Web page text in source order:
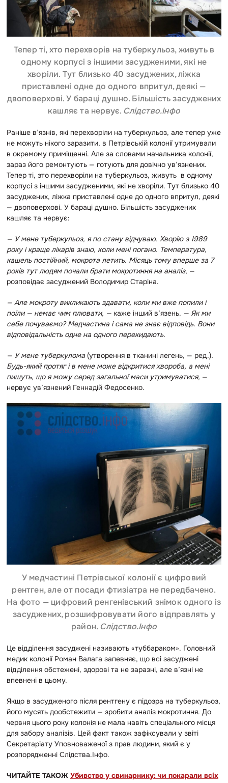
Тепер ті, хто перехворів на туберкульоз, живуть в
одному корпусі з іншими засудженими, які не
хворіли. Тут близько 40 засуджених, ліжка
приставлені одне до одного впритул, деякі —
двоповерхові. У бараці душно. Більшість засуджених
кашляє та нервує. Слідство.Інфо
Раніше в’язнів, які перехворіли на туберкульоз, але тепер уже
не можуть нікого заразити, в Петрівській колонії утримували
в окремому приміщенні. Але за словами начальника колонії,
зараз його ремонтують — готують для довічно ув’язнених.
Тепер ті, зто перехворіли на туберкульоз, живуть в одному
корпусі з іншими засудженими, які не хворіли. Тут близько 40
засуджених, ліжка приставлені одне до одного впритул, деякі
— двоповерхові. У бараці душно. Більшість засуджених
кашляє та нервує:
— У мене туберкульоз, я по стану відчуваю. Хворію з 1989
року і краще лікарів знаю, коли мені погано. Температура,
кашель постійний, мокрота летить. Місяць тому вперше за 7
років тут людям почали брати мокротиння на аналіз, —
розповідає засуджений Володимир Старіна.
— Але мокроту викликають здавати, коли ми вже попили і
поїли — немає чим плювати, — каже інший в’язень. — Як ми
себе почуваємо? Медчастина і сама не знає відповідь. Вони
відповідальність одне на одного перекидають.
— У мене туберкулома (утворення в тканині легень, — ред.).
Будь-який протяг і в мене може відкритися хвороба, а мені
пишуть, що я можу серед загальної маси утримуватися, —
нервує ув’язнений Геннадій Федосенко.
У медчастині Петрівської колонії є цифровий
рентген, але от посади фтизіатра не передбачено.
На фото — цифровий ренгенівський знімок одного із
засуджених, розшифровувати його відправлять у
район. Слідство.Інфо
Це відділення засуджені називають «туббараком». Головний
медик колонії Роман Валага запевняє, що всі засуджені
відділення обстежені, здорові та не заразні, але в’язні не
впевнені в цьому.
Якщо в засудженого після рентгену є підозра на туберкульоз,
його мусять дообстежити — зробити аналіз мокротиння. До
червня цього року колонія не мала навіть спеціального місця
для забору аналізів. Цей факт також зафіксували у звіті
Секретаріату Уповноваженої з прав людини, який є у
розпорядженні Слідства.Інфо.
ЧИТАЙТЕ ТАКОЖ Убивство у свинарнику: чи покарали всіх